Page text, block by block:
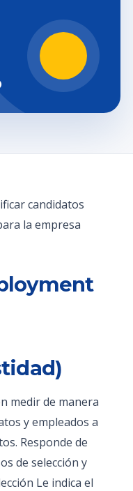
candidatos
la empresa
medir de manera
y empleados a
Responde de
de selección y
Le indica el